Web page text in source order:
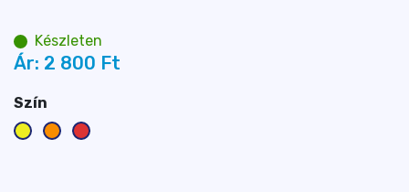
Készleten
Ár: 2 800 Ft
Szín